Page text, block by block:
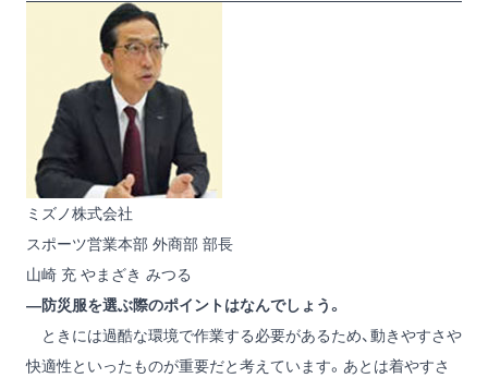
ミズノ株式会社
スポーツ営業本部 外商部 部長
山崎 充 やまざき みつる
―防災服を選ぶ際のポイントはなんでしょう。
ときには過酷な環境で作業する必要があるため、動きやすさや
快適性といったものが重要だと考えています。あとは着やすさ